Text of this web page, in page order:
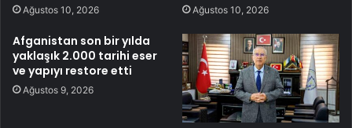
Ağustos 10, 2026 Ağustos 10, 2026
Afganistan son bir yılda
yaklaşık 2.000 tarihi eser
ve yapıyı restore etti
Ağustos 9, 2026